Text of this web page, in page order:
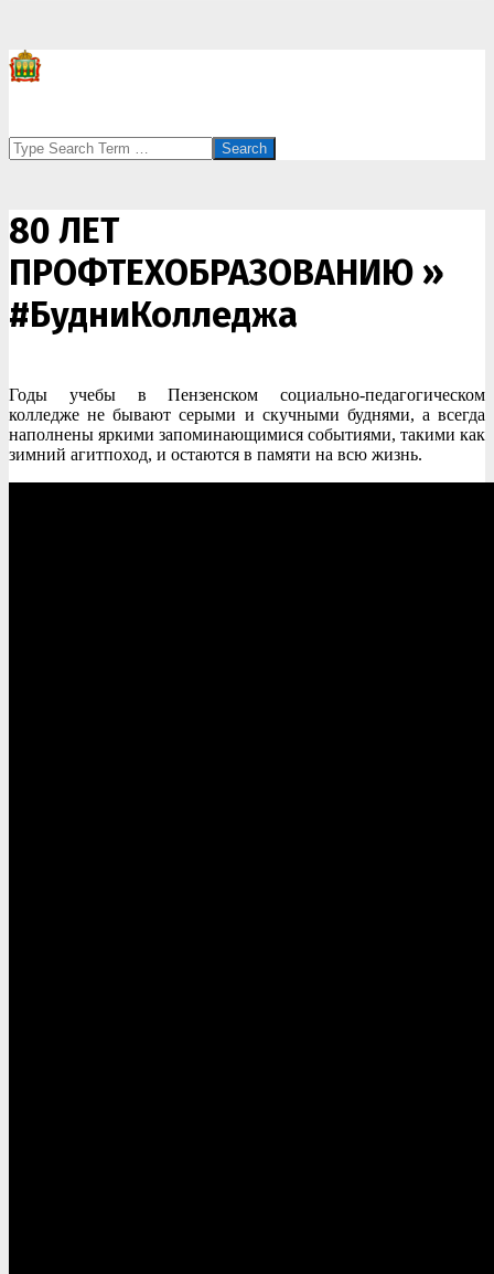
Search
80 ЛЕТ
ПРОФТЕХОБРАЗОВАНИЮ »
#БудниКолледжа
Годы учебы в Пензенском социально-педагогическом
колледже не бывают серыми и скучными буднями, а всегда
наполнены яркими запоминающимися событиями, такими как
зимний агитпоход, и остаются в памяти на всю жизнь.